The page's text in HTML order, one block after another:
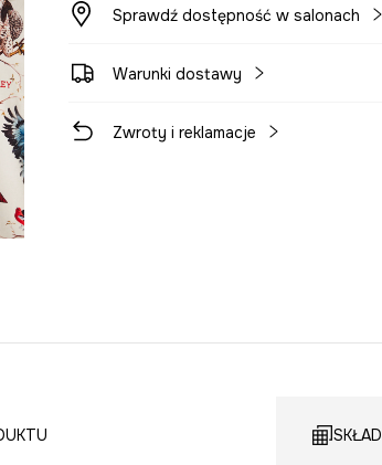
Sprawdź dostępność w salonach
Warunki dostawy
Zwroty i reklamacje
SKŁAD